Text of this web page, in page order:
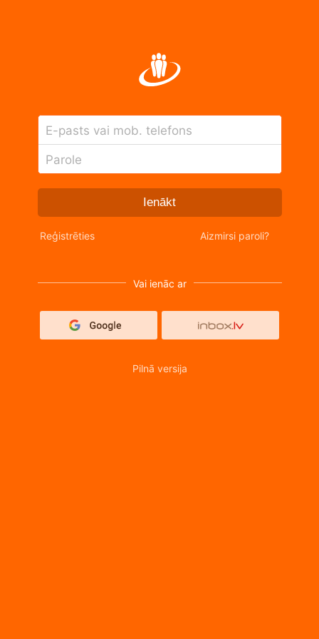
E-pasts vai mob. telefons
Parole
Ienākt
Reģistrēties Aizmirsi paroli?
Vai ienāc ar
Pilnā versija